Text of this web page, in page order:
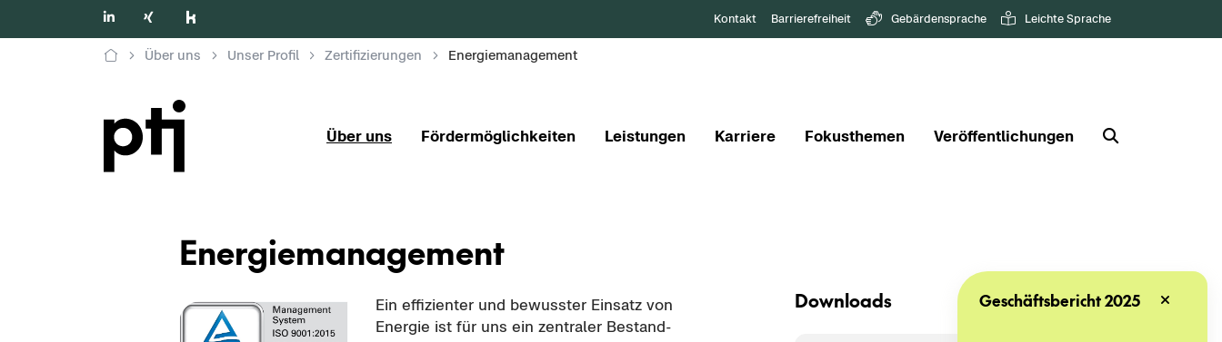
Kontakt Barrierefreiheit Gebärdensprache Leichte Sprache
Über uns Unser Profil Zertifizierungen Energiemanagement
Über uns Fördermöglichkeiten Leistungen Karriere Fokusthemen Veröffentlichungen
En­er­gie­ma­nage­ment
Ein ef­fi­zi­en­ter und be­wuss­ter Ein­satz von
En­er­gie ist für uns ein zen­tra­ler Be­stand­
Down­loads Geschäftsbericht 2025